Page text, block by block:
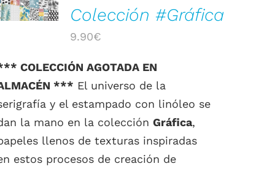
Colección #Gráfica
9.90€
COLECCIÓN AGOTADA EN
*** El universo de la
y el estampado con linóleo se
la mano en la colección Gráfica,
llenos de texturas inspiradas
estos procesos de creación de